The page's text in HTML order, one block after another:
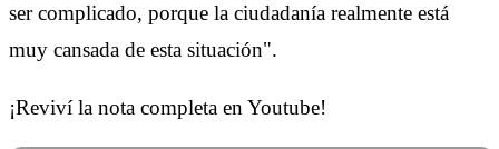
ser complicado, porque la ciudadanía realmente está
muy cansada de esta situación".
¡Reviví la nota completa en Youtube!